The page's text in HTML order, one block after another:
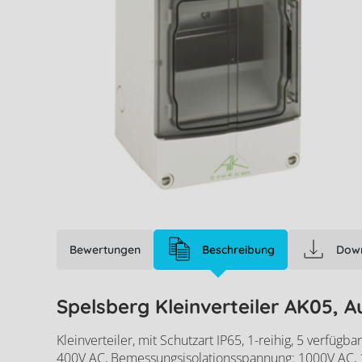
Spelsberg
Bewertungen Beschreibung
Spelsberg Kleinverteiler AK05,
Kleinverteiler, mit Schutzart IP65, 1-reihig, 5
400V AC, Bemessungsisolationsspannung: 1000V